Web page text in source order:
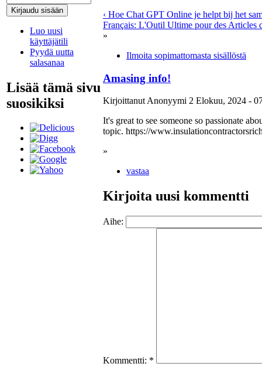
Luo uusi
käyttäjätili
Pyydä uutta
salasanaa
Lisää tämä sivu
suosikiksi
‹ Hoe Chat GPT Online je helpt bij het
Français: L'Outil Ultime pour des Articles
»
Ilmoita sopimattomasta sisällöstä
Amasing info!
Kirjoittanut Anonyymi 2 Elokuu, 2024 -
It's great to see someone so passionate
topic. https://
»
vastaa
Kirjoita uusi kommentti
Aihe:
Kommentti: *